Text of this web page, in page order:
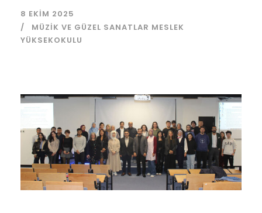
8 EKIM 2025
MÜZIK VE GÜZEL SANATLAR MESLEK
YÜKSEKOKULU